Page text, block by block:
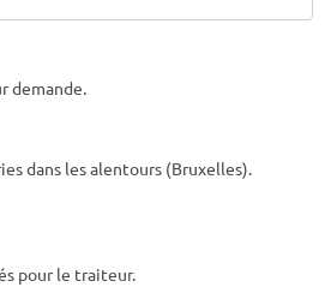
demande.
dans les alentours (Bruxelles).
pour le traiteur.